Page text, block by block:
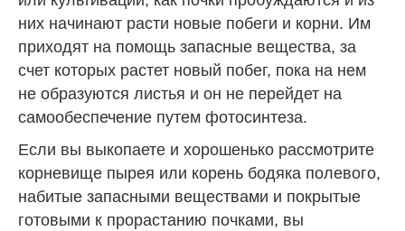
них начинают расти новые побеги и корни. Им
приходят на помощь запасные вещества, за
счет которых растет новый побег, пока на нем
не образуются листья и он не перейдет на
самообеспечение путем фотосинтеза.
Если вы выкопаете и хорошенько рассмотрите
корневище пырея или корень бодяка полевого,
набитые запасными веществами и покрытые
готовыми к прорастанию почками, вы